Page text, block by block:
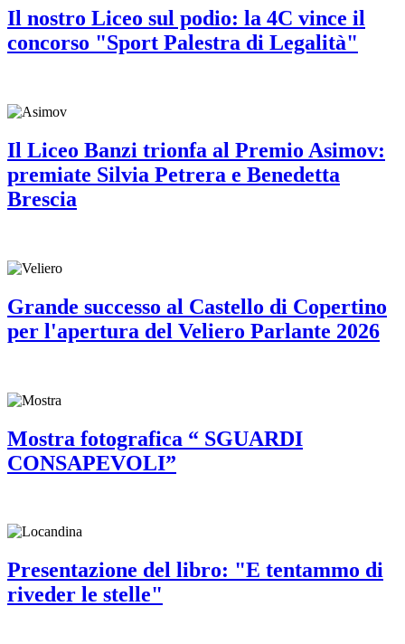
Il nostro Liceo sul podio: la 4C vince il
concorso "Sport Palestra di Legalità"
Il Liceo Banzi trionfa al Premio Asimov:
premiate Silvia Petrera e Benedetta
Brescia
Grande successo al Castello di Copertino
per l'apertura del Veliero Parlante 2026
Mostra fotografica “ SGUARDI
CONSAPEVOLI”
Presentazione del libro: "E tentammo di
riveder le stelle"